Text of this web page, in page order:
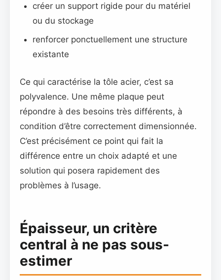
créer un support rigide pour du matériel
ou du stockage
renforcer ponctuellement une structure
existante
Ce qui caractérise la tôle acier, c’est sa
polyvalence. Une même plaque peut
répondre à des besoins très différents, à
condition d’être correctement dimensionnée.
C’est précisément ce point qui fait la
différence entre un choix adapté et une
solution qui posera rapidement des
problèmes à l’usage.
Épaisseur, un critère
central à ne pas sous-
estimer